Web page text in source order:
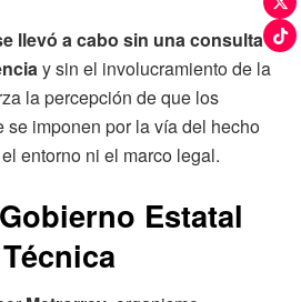
llevó a cabo sin una consulta
y sin el involucramiento de la
la percepción de que los
se imponen por la vía del hecho
entorno ni el marco legal.
Estatal